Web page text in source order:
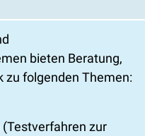
bieten Beratung,
zu folgenden Themen:
zur